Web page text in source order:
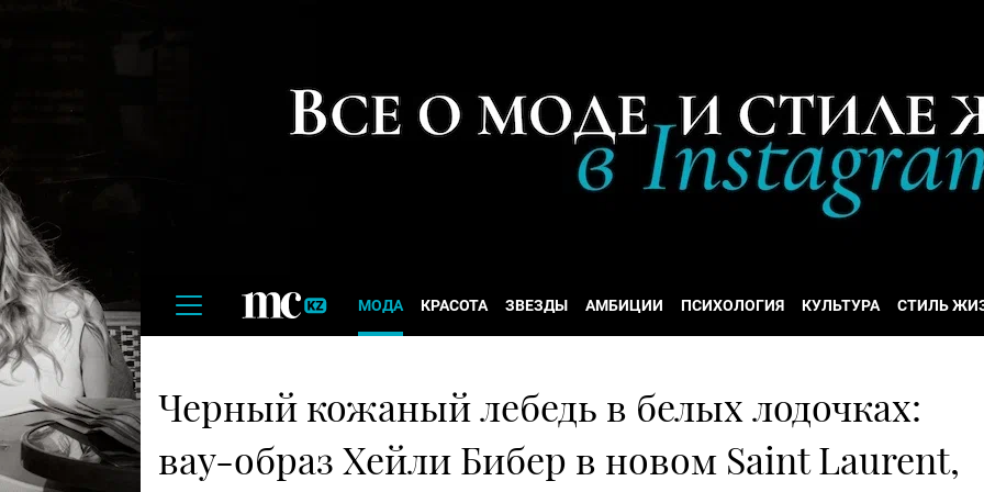
МОДА КРАСОТА ЗВЕЗДЫ АМБИЦИИ ПСИХОЛОГИЯ КУЛЬТУРА СТИЛЬ
Черный кожаный лебедь в белых лодочках:
вау-образ Хейли Бибер в новом Saint Laurent,